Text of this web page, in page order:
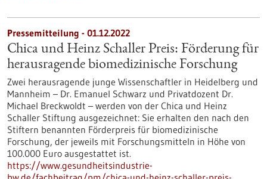
Pressemitteilung - 01.12.2022
Chica und Heinz Schaller Preis: Förderung für
herausragende biomedizinische Forschung
Zwei herausragende junge Wissenschaftler in Heidelberg und
Mannheim – Dr. Emanuel Schwarz und Privatdozent Dr.
Michael Breckwoldt – werden von der Chica und Heinz
Schaller Stiftung ausgezeichnet: Sie erhalten den nach den
Stiftern benannten Förderpreis für biomedizinische
Forschung, der jeweils mit Forschungsmitteln in Höhe von
100.000 Euro ausgestattet ist.
https://www.gesundheitsindustrie-